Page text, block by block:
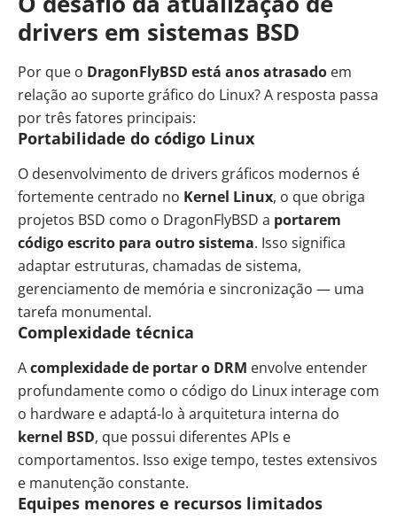
drivers em sistemas BSD
Por que o DragonFlyBSD está anos atrasado em
relação ao suporte gráfico do Linux? A resposta passa
por três fatores principais:
Portabilidade do código Linux
O desenvolvimento de drivers gráficos modernos é
fortemente centrado no Kernel Linux, o que obriga
projetos BSD como o DragonFlyBSD a portarem
código escrito para outro sistema. Isso significa
adaptar estruturas, chamadas de sistema,
gerenciamento de memória e sincronização — uma
tarefa monumental.
Complexidade técnica
Acomplexidade de portar o DRM envolve entender
profundamente como o código do Linux interage com
o hardware e adaptá-lo à arquitetura interna do
kernel BSD, que possui diferentes APIs e
comportamentos. Isso exige tempo, testes extensivos
e manutenção constante.
Equipes menores e recursos limitados